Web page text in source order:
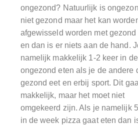
ongezond? Natuurlijk is
niet gezond maar het kan
afgewisseld worden met gezond
en dan is er niets aan de hand.
namelijk makkelijk 1-2 keer in
ongezond eten als je de andere
gezond eet en erbij sport. Dit
makkelijk, maar het moet niet
omgekeerd zijn. Als je namelijk
in de week pizza gaat eten dan